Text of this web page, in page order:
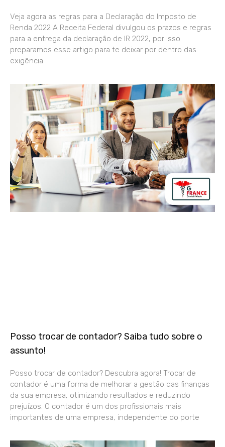
Veja agora as regras para a Declaração do Imposto de
Renda 2022 A Receita Federal divulgou os prazos e regras
para a entrega da declaração de IR 2022, por isso
preparamos esse artigo para te deixar por dentro das
exigência
Posso trocar de contador? Saiba tudo sobre o
assunto!
Posso trocar de contador? Descubra agora! Trocar de
contador é uma forma de melhorar a gestão das finanças
da sua empresa, otimizando resultados e reduzindo
prejuízos. O contador é um dos profissionais mais
importantes de uma empresa, independente do porte